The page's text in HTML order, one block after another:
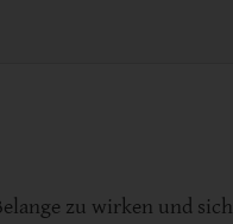
zu wirken und sich